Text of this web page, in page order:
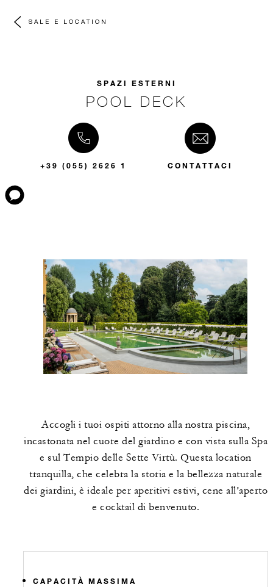
SALE E LOCATION
SPAZI ESTERNI
POOL DECK
+39 (055) 2626 1 CONTATTACI
Accogli i tuoi ospiti attorno alla nostra piscina,
incastonata nel cuore del giardino e con vista sulla Spa
e sul Tempio delle Sette Virtù. Questa location
tranquilla, che celebra la storia e la bellezza naturale
dei giardini, è ideale per aperitivi estivi, cene all’aperto
e cocktail di benvenuto.
CAPACITÀ MASSIMA